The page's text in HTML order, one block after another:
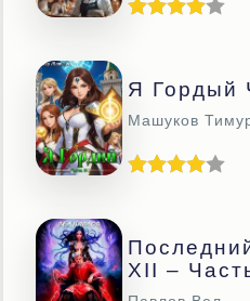
Я Гордый
Машуков
XII –